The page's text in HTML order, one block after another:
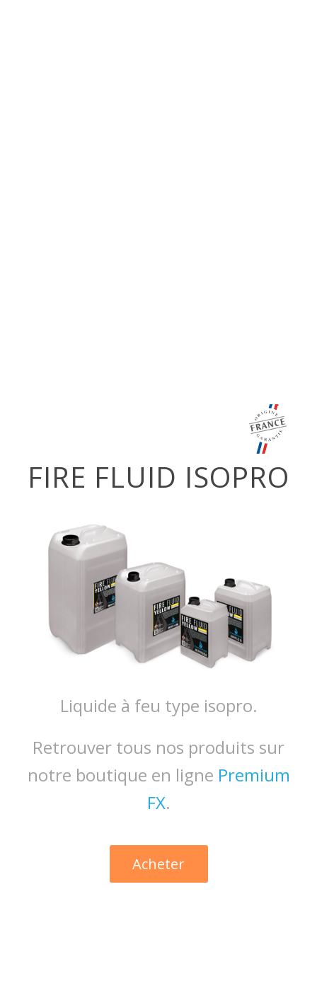
FIRE FLUID ISOPRO
Liquide à feu type isopro.
Retrouver tous nos produits sur
notre boutique en ligne Premium
FX.
Acheter